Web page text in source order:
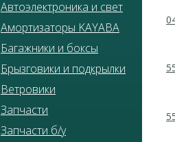
Автоэлектроника и свет
Амортизаторы KAYABA
Багажники и боксы
Брызговики и подкрылки
Ветровики
Запчасти
Запчасти б/у